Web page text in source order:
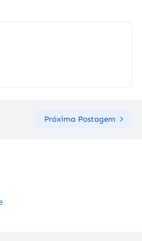
Próxima Postagem